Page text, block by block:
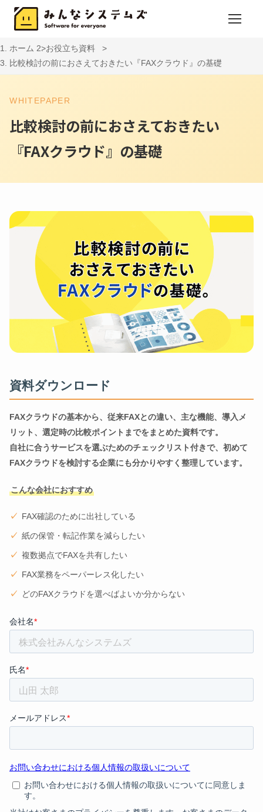
ホーム
お役立ち資料
比較検討の前におさえておきたい『FAXクラウド』の基礎
WHITEPAPER
比較検討の前におさえておきたい
『FAXクラウド』の基礎
資料ダウンロード
FAXクラウドの基本から、従来FAXとの違い、主な機能、導入メ
リット、選定時の比較ポイントまでをまとめた資料です。
自社に合うサービスを選ぶためのチェックリスト付きで、初めて
FAXクラウドを検討する企業にも分かりやすく整理しています。
こんな会社におすすめ
FAX確認のために出社している
紙の保管・転記作業を減らしたい
複数拠点でFAXを共有したい
FAX業務をペーパーレス化したい
どのFAXクラウドを選べばよいか分からない